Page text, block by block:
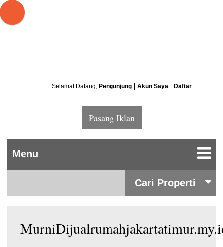
Selamat Datang, Pengunjung Akun Saya Daftar
Pasang Iklan
Cari Properti